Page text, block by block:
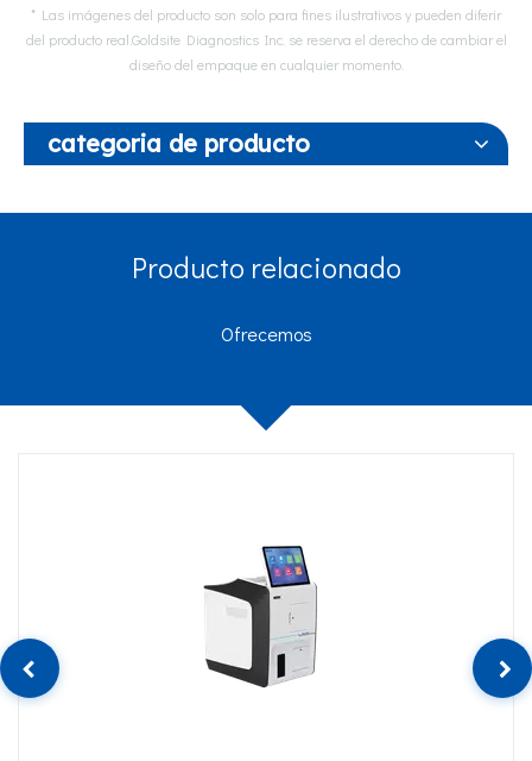
* Las imágenes del producto son solo para fines ilustrativos y pueden diferir
del producto real.Goldsite Diagnostics Inc. se reserva el derecho de cambiar el
diseño del empaque en cualquier momento.
categoria de producto
Producto relacionado
Ofrecemos